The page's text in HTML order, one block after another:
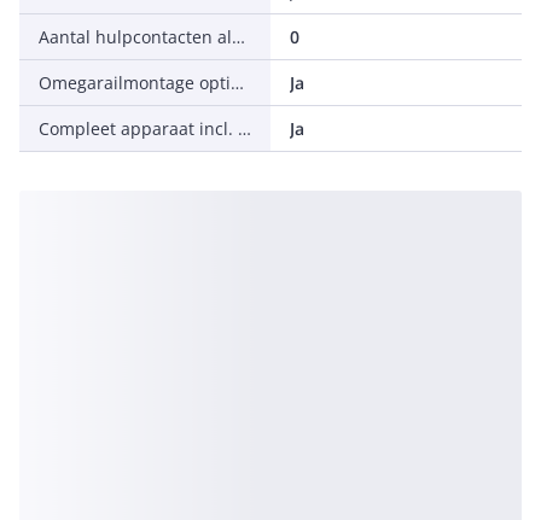
Aantal hulpcontacten als wisselcontact
0
Omegarailmontage optioneel
Ja
Compleet apparaat incl. beveiligingsunit
Ja